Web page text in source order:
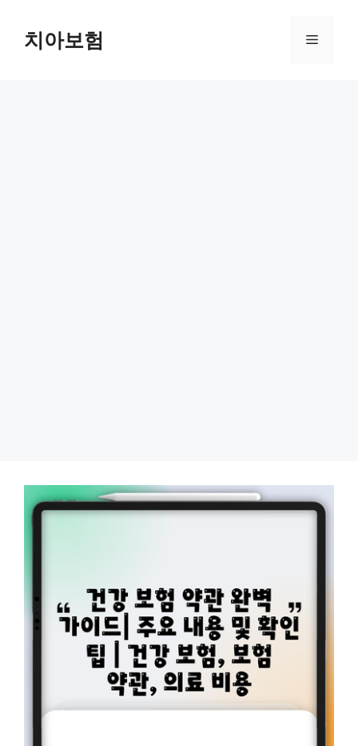
content치아보험 Menu